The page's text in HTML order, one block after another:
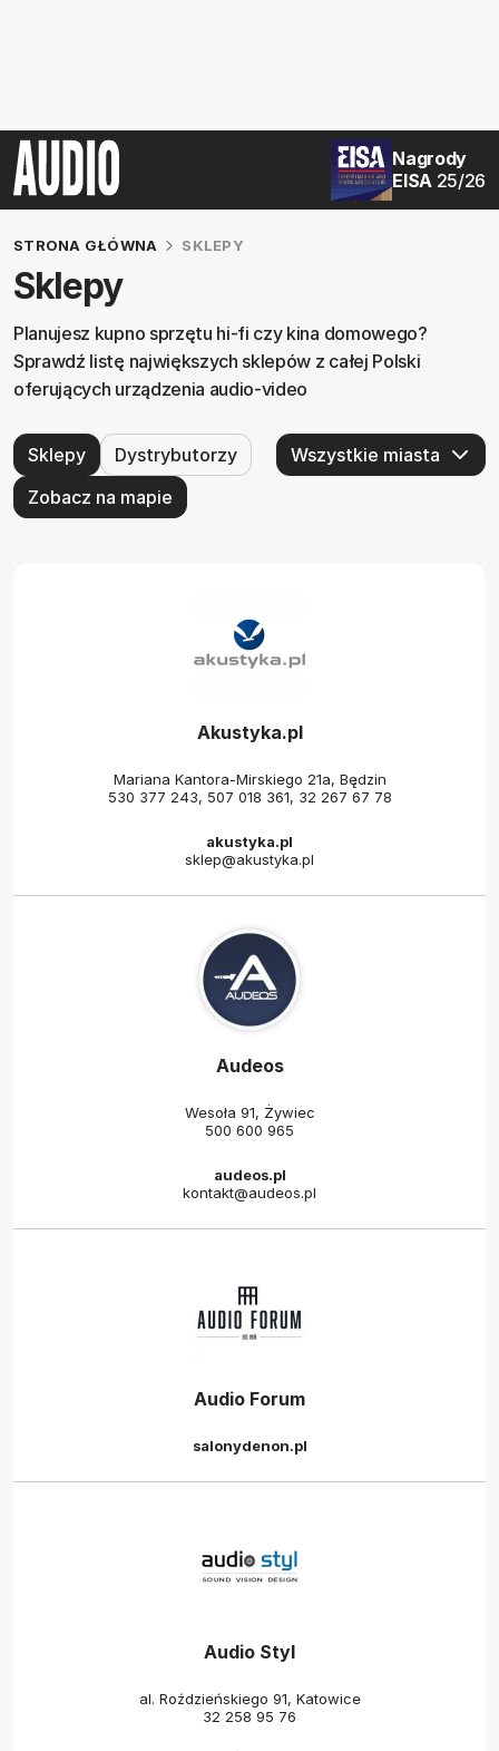
Nagrody
EISA 25/26
STRONA GŁÓWNA SKLEPY
Sklepy
Planujesz kupno sprzętu hi-fi czy kina domowego?
Sprawdź listę największych sklepów z całej Polski
oferujących urządzenia audio-video
Sklepy
Dystrybutorzy
Zobacz na mapie
Akustyka.pl
Mariana Kantora-Mirskiego 21a, Będzin
530 377 243, 507 018 361, 32 267 67 78
akustyka.pl
sklep@akustyka.pl
Audeos
Wesoła 91, Żywiec
500 600 965
audeos.pl
kontakt@audeos.pl
Audio Forum
salonydenon.pl
Audio Styl
al. Roździeńskiego 91, Katowice
32 258 95 76